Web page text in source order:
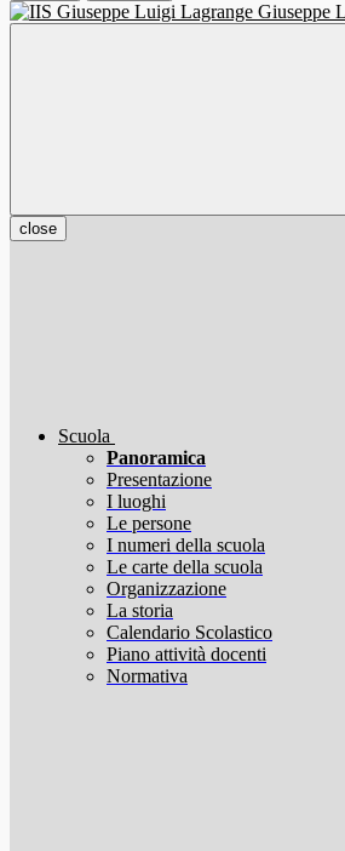
Giuseppe
close
Scuola
Panoramica
Presentazione
I luoghi
Le persone
I numeri della scuola
Le carte della scuola
Organizzazione
La storia
Calendario Scolastico
Piano attività docenti
Normativa